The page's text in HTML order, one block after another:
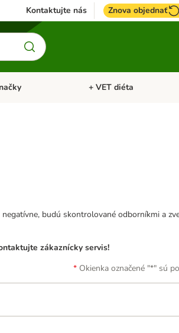
Kontaktujte nás Znova objednať
Kone Otvoriť menu: TOP značky
+ VET diéta
budú skontrolované odborníkmi a
zákaznícky servis!
Okienka označené "*" sú